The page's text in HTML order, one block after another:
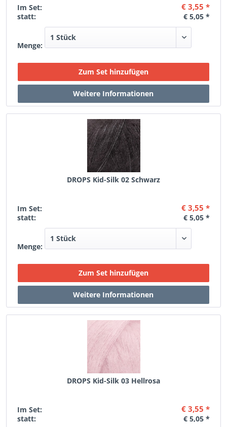
Im Set: € 3,55 *
statt: € 5,05 *
Menge:
DROPS Kid-Silk 02 Schwarz
Im Set: € 3,55 *
statt: € 5,05 *
Menge:
DROPS Kid-Silk 03 Hellrosa
Im Set: € 3,55 *
statt: € 5,05 *